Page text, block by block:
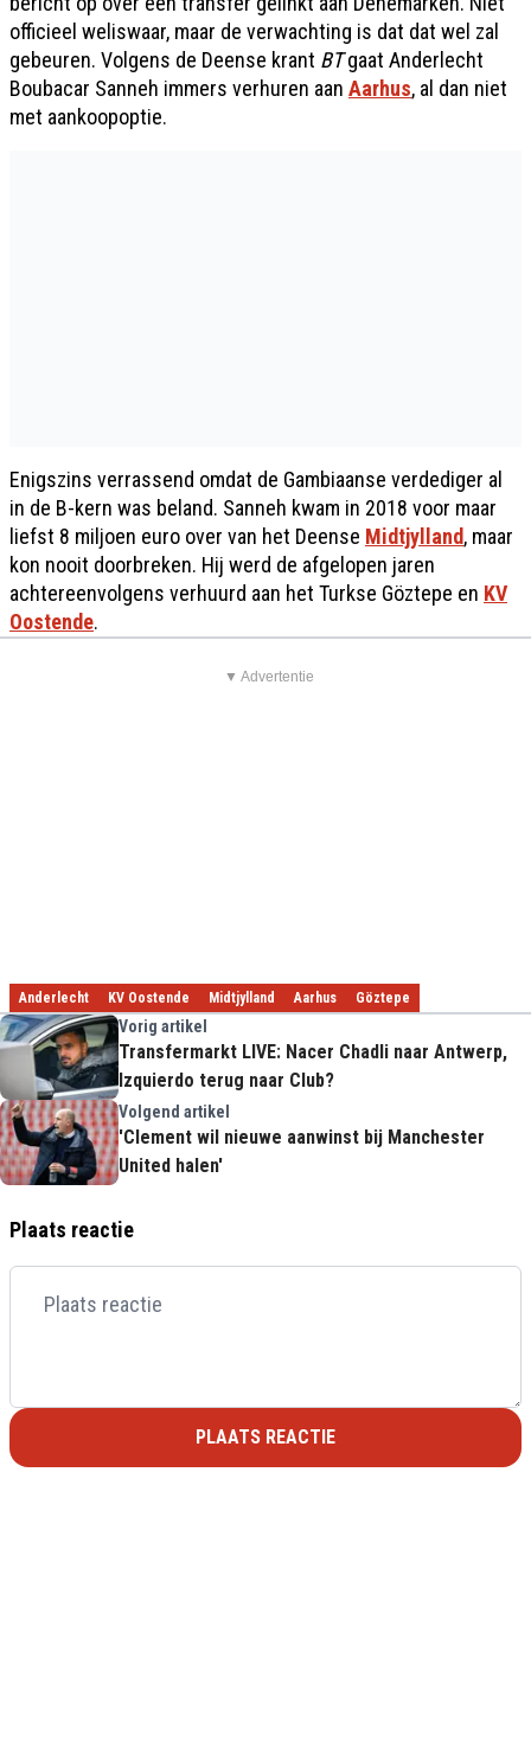
officieel weliswaar, maar de verwachting is dat dat wel zal
gebeuren. Volgens de Deense krant BTgaat Anderlecht
Boubacar Sanneh immers verhuren aan Aarhus, al dan niet
met aankoopoptie.
Enigszins verrassend omdat de Gambiaanse verdediger al
in de B-kern was beland. Sanneh kwam in 2018 voor maar
liefst 8 miljoen euro over van het Deense Midtjylland, maar
kon nooit doorbreken. Hij werd de afgelopen jaren
achtereenvolgens verhuurd aan het Turkse Göztepe en KV
Oostende.
▼ Advertentie
Anderlecht KV Oostende Midtjylland Aarhus Göztepe
Vorig artikel
Transfermarkt LIVE: Nacer Chadli naar Antwerp,
Izquierdo terug naar Club?
Volgend artikel
'Clement wil nieuwe aanwinst bij Manchester
United halen'
Plaats reactie
PLAATS REACTIE